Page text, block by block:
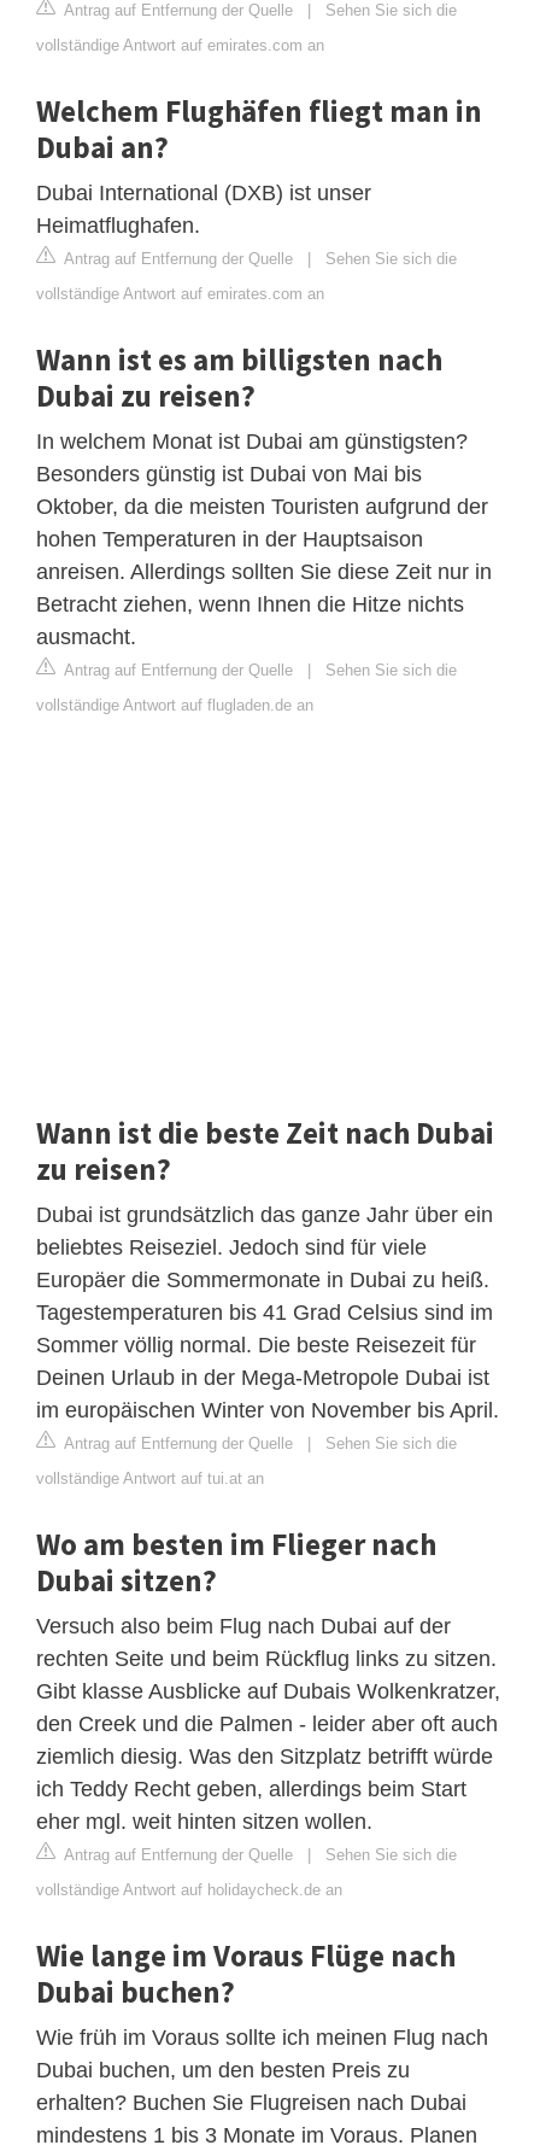
Antrag auf Entfernung der Quelle | Sehen Sie sich die
vollständige Antwort auf emirates.com an
Welchem Flughäfen fliegt man in
Dubai an?
Dubai International (DXB) ist unser
Heimatflughafen.
Antrag auf Entfernung der Quelle | Sehen Sie sich die
vollständige Antwort auf emirates.com an
Wann ist es am billigsten nach
Dubai zu reisen?
In welchem Monat ist Dubai am günstigsten?
Besonders günstig ist Dubai von Mai bis
Oktober, da die meisten Touristen aufgrund der
hohen Temperaturen in der Hauptsaison
anreisen. Allerdings sollten Sie diese Zeit nur in
Betracht ziehen, wenn Ihnen die Hitze nichts
ausmacht.
Antrag auf Entfernung der Quelle | Sehen Sie sich die
vollständige Antwort auf flugladen.de an
Wann ist die beste Zeit nach Dubai
zu reisen?
Dubai ist grundsätzlich das ganze Jahr über ein
beliebtes Reiseziel. Jedoch sind für viele
Europäer die Sommermonate in Dubai zu heiß.
Tagestemperaturen bis 41 Grad Celsius sind im
Sommer völlig normal. Die beste Reisezeit für
Deinen Urlaub in der Mega-Metropole Dubai ist
im europäischen Winter von November bis April.
Antrag auf Entfernung der Quelle | Sehen Sie sich die
vollständige Antwort auf tui.at an
Wo am besten im Flieger nach
Dubai sitzen?
Versuch also beim Flug nach Dubai auf der
rechten Seite und beim Rückflug links zu sitzen.
Gibt klasse Ausblicke auf Dubais Wolkenkratzer,
den Creek und die Palmen - leider aber oft auch
ziemlich diesig. Was den Sitzplatz betrifft würde
ich Teddy Recht geben, allerdings beim Start
eher mgl. weit hinten sitzen wollen.
Antrag auf Entfernung der Quelle | Sehen Sie sich die
vollständige Antwort auf holidaycheck.de an
Wie lange im Voraus Flüge nach
Dubai buchen?
Wie früh im Voraus sollte ich meinen Flug nach
Dubai buchen, um den besten Preis zu
erhalten? Buchen Sie Flugreisen nach Dubai
mindestens 1 bis 3 Monate im Voraus. Planen